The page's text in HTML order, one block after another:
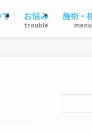
お悩み
trouble
施術・
menu